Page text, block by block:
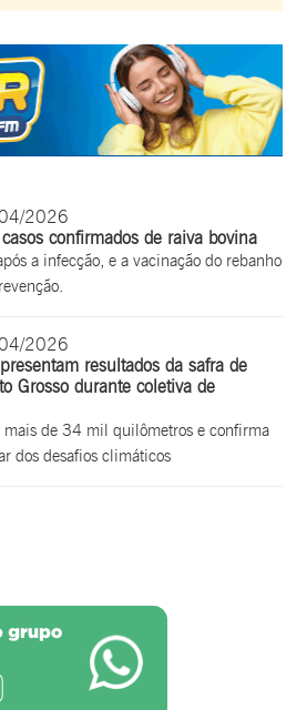
2026
confirmados de raiva bovina
a infecção, e a vacinação do rebanho
2026
resultados da safra de
Grosso durante coletiva de
mais de 34 mil quilômetros e confirma
dos desafios climáticos